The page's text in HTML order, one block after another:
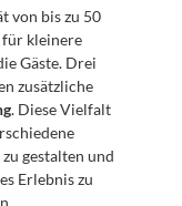
von bis zu 50
für kleinere
Gäste. Drei
zusätzliche
. Diese Vielfalt
gestalten und
Erlebnis zu